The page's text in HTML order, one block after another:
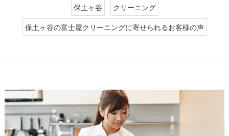
保土ヶ谷
クリーニング
保土ヶ谷の富士屋クリーニングに寄せられるお客様の声